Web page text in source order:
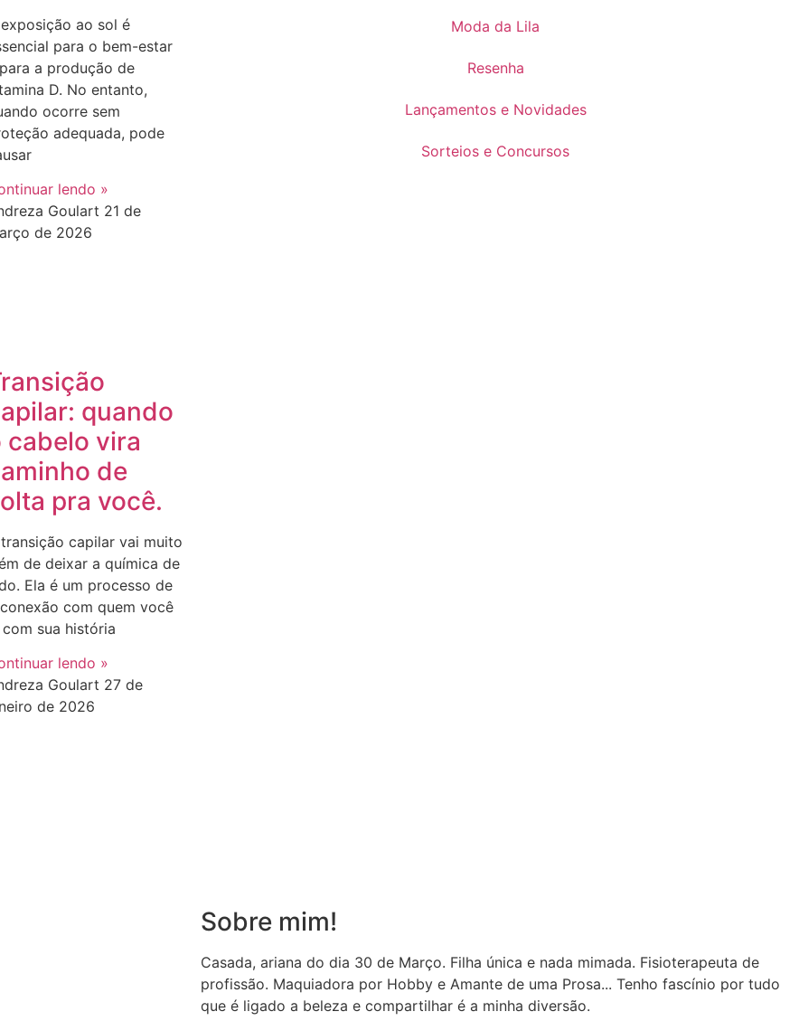
ao sol é
para o bem-estar
a produção de
D. No entanto,
ocorre sem
adequada, pode
lendo »
Goulart 21 de
de 2026
quando
cabelo vira
de
pra você.
capilar vai muito
de deixar a química de
Ela é um processo de
com quem você
com sua história
lendo »
Goulart 27 de
de 2026
Moda da Lila
Resenha
Lançamentos e Novidades
Sorteios e Concursos
Sobre mim!
Casada, ariana do dia 30 de Março. Filha única e nada mimada. Fisioterapeuta de
profissão. Maquiadora por Hobby e Amante de uma Prosa... Tenho fascínio por tudo
que é ligado a beleza e compartilhar é a minha diversão.